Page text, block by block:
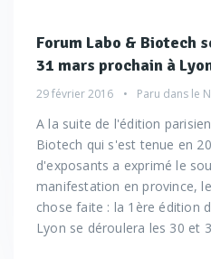
Forum Labo & Biotech
31 mars prochain à
29 février 2016 Paru dans le
A la suite de l'édition
Biotech qui s'est tenue en
d'exposants a exprimé le
manifestation en province,
chose faite : la 1ère édition
Lyon se déroulera les 30 et